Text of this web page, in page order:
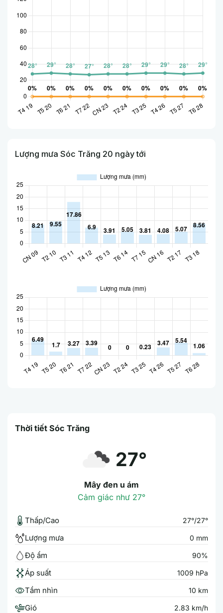
Lượng mưa Sóc Trăng 20 ngày tới
Thời tiết Sóc Trăng
27°
Mây đen u ám
Cảm giác như 27°
Thấp/Cao 27°/27°
Lượng mưa 0 mm
Độ ẩm 90%
Áp suất 1009 hPa
Tầm nhìn 10 km
Gió 2.83 km/h